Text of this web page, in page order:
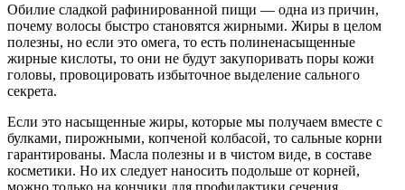
Обилие сладкой рафинированной пищи — одна из причин,
почему волосы быстро становятся жирными. Жиры в целом
полезны, но если это омега, то есть полиненасыщенные
жирные кислоты, то они не будут закупоривать поры кожи
головы, провоцировать избыточное выделение сального
секрета.
Если это насыщенные жиры, которые мы получаем вместе с
булками, пирожными, копченой колбасой, то сальные корни
гарантированы. Масла полезны и в чистом виде, в составе
косметики. Но их следует наносить подольше от корней,
можно только на кончики для профилактики сечения.